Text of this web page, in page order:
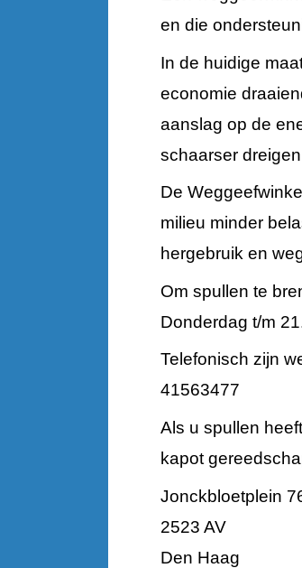
en die
In de huidige
economie
aanslag op de
schaarser
De
milieu minder
hergebruik en
Om spullen te
Donderdag t/m
Telefonisch zijn
41563477
Als u spullen
kapot
Jonckbloetplein
2523 AV
Den Haag